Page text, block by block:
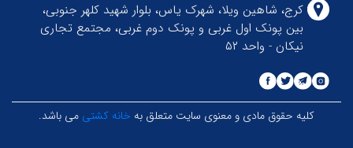
کرج، شاهین ویلا، شهرک یاس، بلوار شهید کلهر جنوبی،
بین پونک اول غربی و پونک دوم غربی، مجتمع تجاری
نیکان - واحد ۵۲
کلیه حقوق مادی و معنوی سایت متعلق به خانه کشتی می باشد.